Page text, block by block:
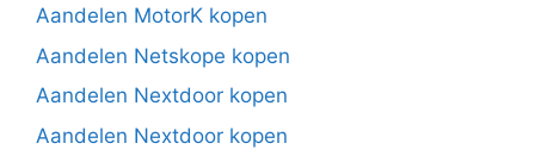
Aandelen MotorK kopen
Aandelen Netskope kopen
Aandelen Nextdoor kopen
Aandelen Nextdoor kopen